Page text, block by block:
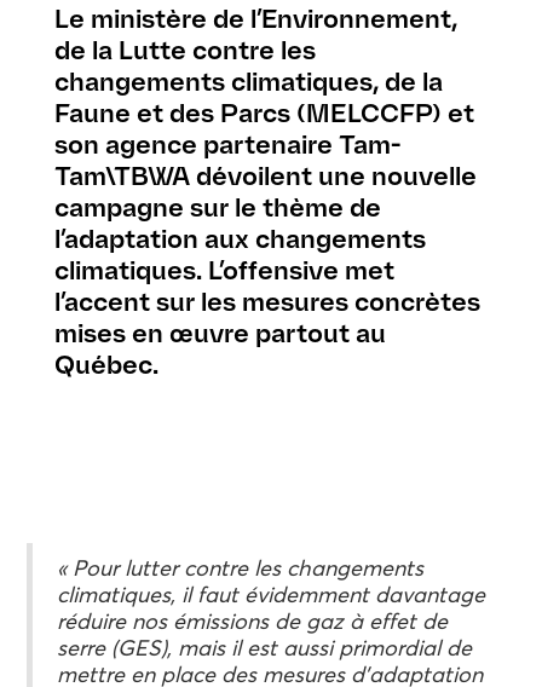
Le ministère de l’Environnement,
de la Lutte contre les
changements climatiques, de la
Faune et des Parcs (MELCCFP) et
son agence partenaire Tam-
Tam\TBWA dévoilent une nouvelle
campagne sur le thème de
l’adaptation aux changements
climatiques. L’offensive met
l’accent sur les mesures concrètes
mises en œuvre partout au
Québec.
« Pour lutter contre les changements
climatiques, il faut évidemment davantage
réduire nos émissions de gaz à effet de
serre (GES), mais il est aussi primordial de
mettre en place des mesures d’adaptation